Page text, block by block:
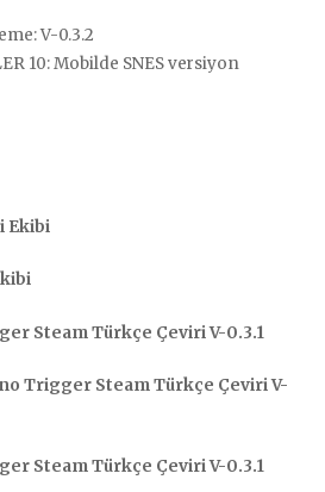
V-0.3.2
10: Mobilde SNES versiyon
Ekibi
Steam Türkçe Çeviri V-0.3.1
Trigger Steam Türkçe Çeviri V-
Steam Türkçe Çeviri V-0.3.1